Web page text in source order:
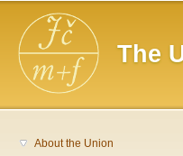
The
Main menu
About the Union